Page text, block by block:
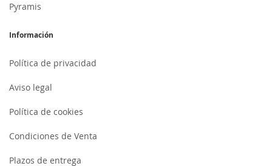
Pyramis
Información
Política de privacidad
Aviso legal
Política de cookies
Condiciones de Venta
Plazos de entrega